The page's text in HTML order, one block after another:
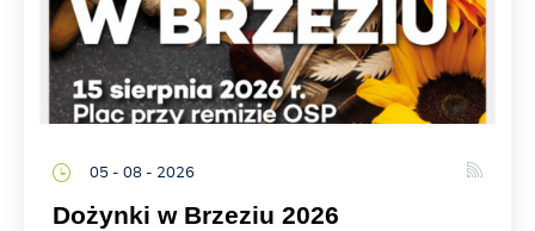
05 - 08 - 2026
Dożynki w Brzeziu 2026